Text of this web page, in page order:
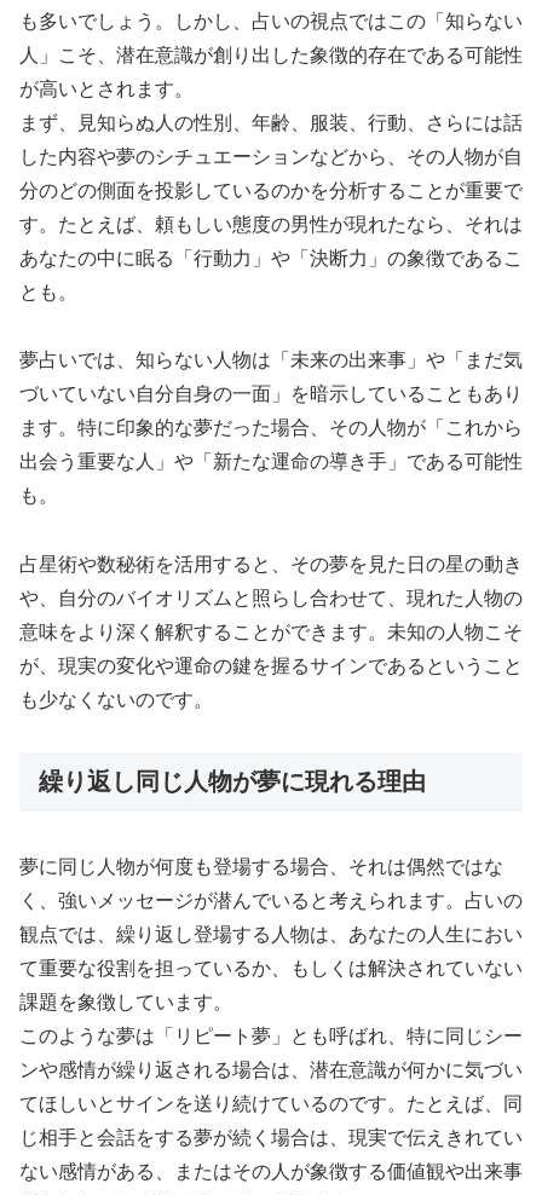
も多いでしょう。しかし、占いの視点ではこの「知らない
人」こそ、潜在意識が創り出した象徴的存在である可能性
が高いとされます。
まず、見知らぬ人の性別、年齢、服装、行動、さらには話
した内容や夢のシチュエーションなどから、その人物が自
分のどの側面を投影しているのかを分析することが重要で
す。たとえば、頼もしい態度の男性が現れたなら、それは
あなたの中に眠る「行動力」や「決断力」の象徴であるこ
とも。
夢占いでは、知らない人物は「未来の出来事」や「まだ気
づいていない自分自身の一面」を暗示していることもあり
ます。特に印象的な夢だった場合、その人物が「これから
出会う重要な人」や「新たな運命の導き手」である可能性
も。
占星術や数秘術を活用すると、その夢を見た日の星の動き
や、自分のバイオリズムと照らし合わせて、現れた人物の
意味をより深く解釈することができます。未知の人物こそ
が、現実の変化や運命の鍵を握るサインであるということ
も少なくないのです。
繰り返し同じ人物が夢に現れる理由
夢に同じ人物が何度も登場する場合、それは偶然ではな
く、強いメッセージが潜んでいると考えられます。占いの
観点では、繰り返し登場する人物は、あなたの人生におい
て重要な役割を担っているか、もしくは解決されていない
課題を象徴しています。
このような夢は「リピート夢」とも呼ばれ、特に同じシー
ンや感情が繰り返される場合は、潜在意識が何かに気づい
てほしいとサインを送り続けているのです。たとえば、同
じ相手と会話をする夢が続く場合は、現実で伝えきれてい
ない感情がある、またはその人が象徴する価値観や出来事